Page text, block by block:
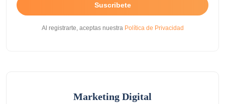
Suscribete
Al registrarte, aceptas nuestra Política de Privacidad
Marketing Digital